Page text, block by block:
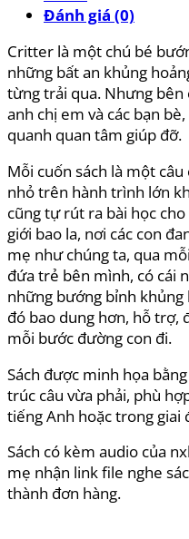
Đánh giá (0)
Critter là một chú bé
những bất an khủng
từng trải qua. Nhưng bên
anh chị em và các bạn
quanh quan tâm giúp đỡ.
Mỗi cuốn sách là một
nhỏ trên hành trình lớn
cũng tự rút ra bài học
giới bao la, nơi các con
mẹ như chúng ta, qua
đứa trẻ bên mình, có cái
những bướng bỉnh khủng
đó bao dung hơn, hỗ trợ,
mỗi bước đường con đi.
Sách được minh họa
trúc câu vừa phải, phù
tiếng Anh hoặc trong giai
Sách có kèm audio của
mẹ nhận link file nghe
thành đơn hàng.